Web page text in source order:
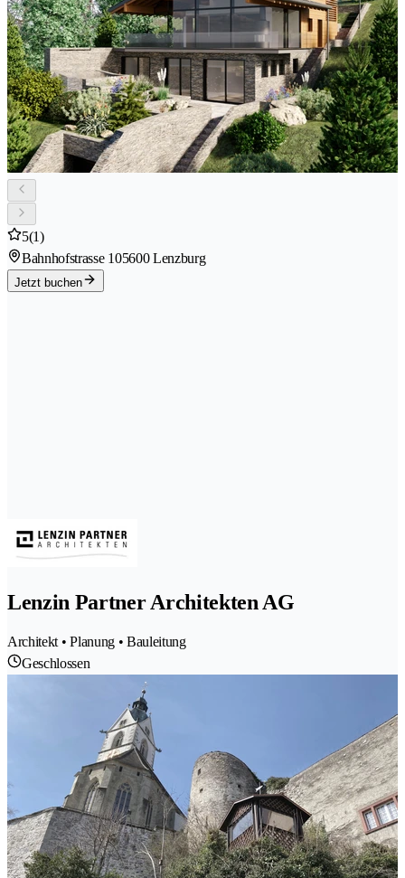
5(1)
Bahnhofstrasse 105600 Lenzburg
Jetzt buchen
Lenzin Partner Architekten AG
Architekt • Planung • Bauleitung
Geschlossen